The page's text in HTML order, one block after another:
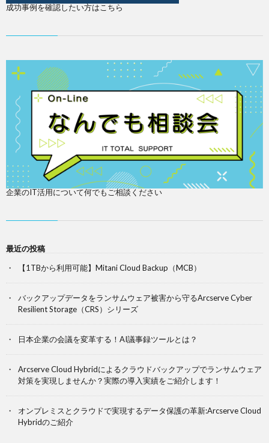
成功事例を確認したい方はこちら
企業のIT活用について何でもご相談ください
最近の投稿
【1TBから利用可能】Mitani Cloud Backup（MCB）
バックアップデータをランサムウェア被害から守るArcserve Cyber
Resilient Storage（CRS）シリーズ
日本企業の会議を変革する！AI議事録ツールとは？
Arcserve Cloud Hybridによるクラウドバックアップでランサムウェア
対策を実現しませんか？実際の導入実績をご紹介します！
オンプレミスとクラウドで実現するデータ保護の革新:Arcserve Cloud
Hybridのご紹介